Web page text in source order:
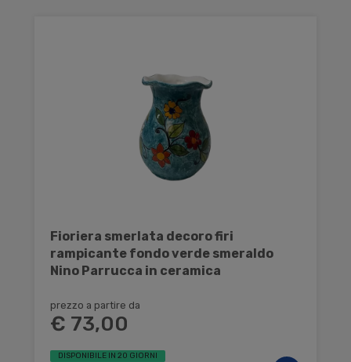
Fioriera smerlata decoro firi
rampicante fondo verde smeraldo
Nino Parrucca in ceramica
prezzo a partire da
€ 73,00
DISPONIBILE IN 20 GIORNI